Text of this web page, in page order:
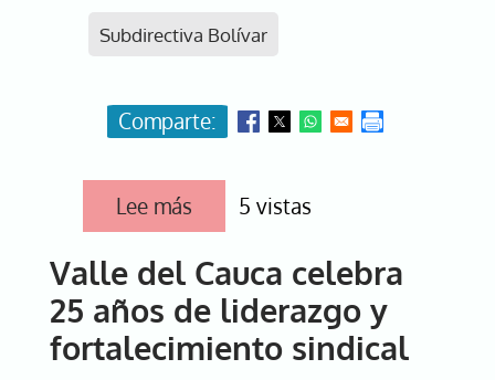
Subdirectiva Bolívar
Lee más sobre
Bolívar
25
años
de
lucha
sindical
5 vistas
Valle del Cauca celebra
25 años de liderazgo y
fortalecimiento sindical